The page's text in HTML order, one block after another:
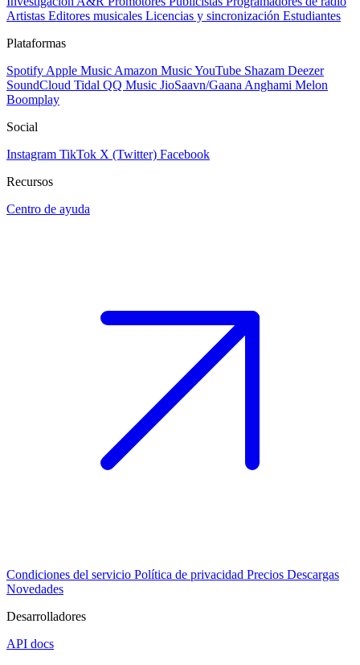
Artistas Editores musicales Licencias y sincronización Estudiantes
Plataformas
Spotify Apple Music Amazon MusicYouTube Shazam Deezer
SoundCloud Tidal QQ Music JioSaavn/Gaana Anghami Melon
Boomplay
Social
Instagram TikTok X (Twitter) Facebook
Recursos
Centro de ayuda
Condiciones del servicio Política de privacidad Precios Descargas
Novedades
Desarrolladores
API docs